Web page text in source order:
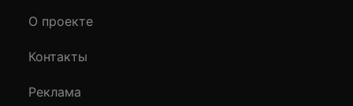
О проекте
Контакты
Реклама